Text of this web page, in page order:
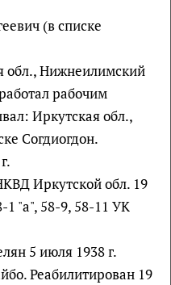
(в списке
обл., Нижнеилимский
рабочим
Иркутская обл.,
Согдиогдон.
Иркутской обл. 19
1 "а", 58-9, 58-11 УК
5 июля 1938 г.
Реабилитирован 19